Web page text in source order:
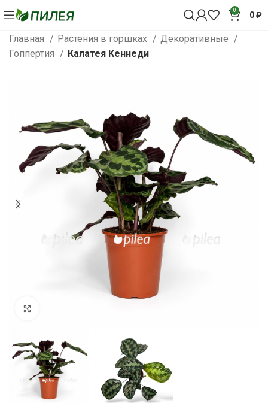
0 0₽
Главная Растения в горшках
Декоративные
Гоппертия
Калатея Кеннеди